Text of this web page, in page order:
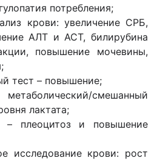
потребления;
крови: увеличение СРБ,
АЛТ и АСТ, билирубина
повышение мочевины,
тест – повышение;
смешанный
лактата;
– плеоцитоз и повышение
исследование крови: рост